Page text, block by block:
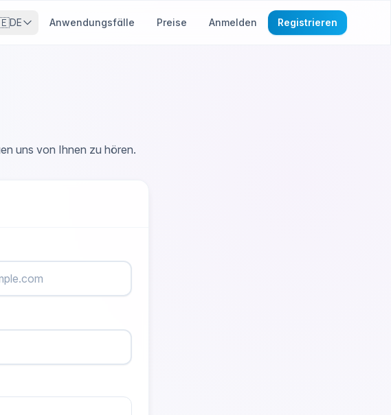
DE Anwendungsfälle Preise Anmelden Registrieren
uns von Ihnen zu hören.